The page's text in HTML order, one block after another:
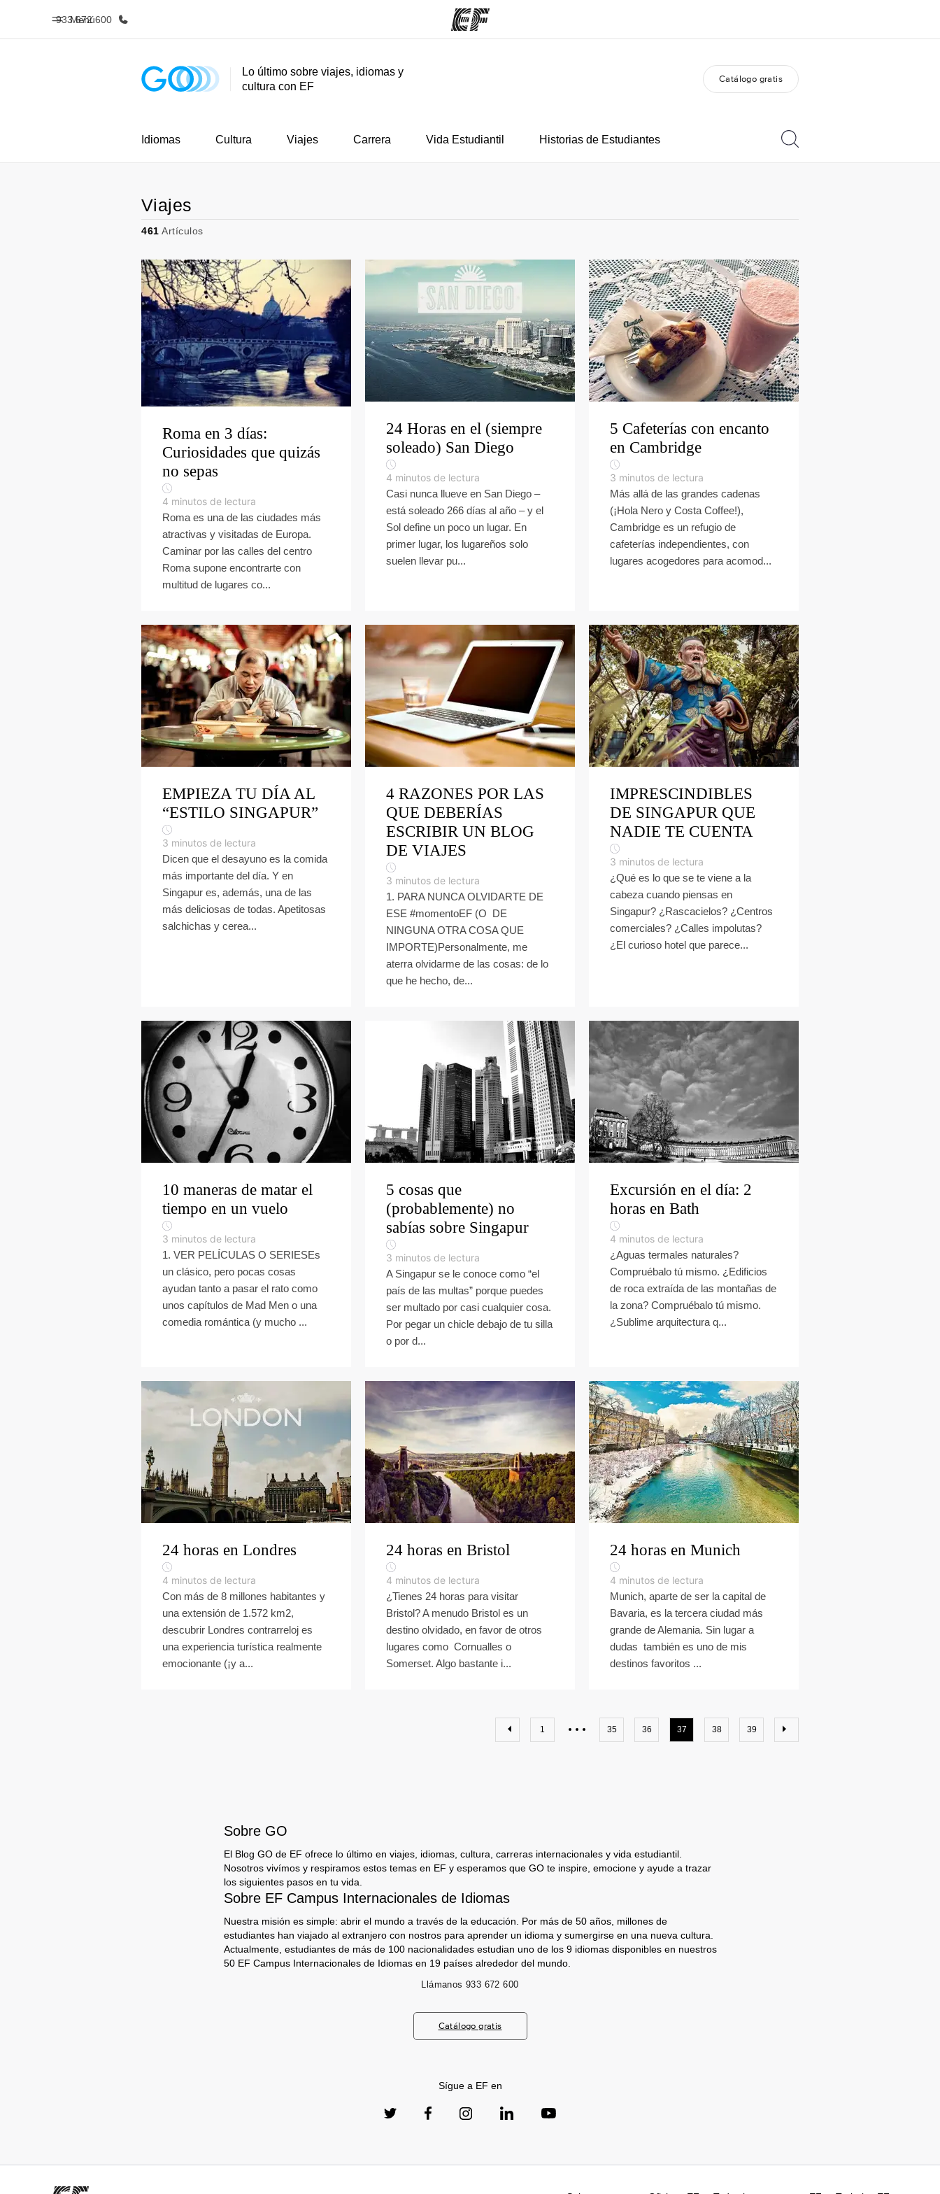
Menú
933 672 600
Inicio Programas Trabajos
Lo último sobre viajes, idiomas y
cultura con EF
Catálogo gratis
Idiomas Cultura Viajes Carrera Vida Estudiantil Historias de Estudiantes
Viajes
461 Artículos
Roma en 3 días:
Curiosidades que quizás
no sepas
4 minutos de lectura
Roma es una de las ciudades más
atractivas y visitadas de Europa.
Caminar por las calles del centro
Roma supone encontrarte con
multitud de lugares co...
24 Horas en el (siempre
soleado) San Diego
4 minutos de lectura
Casi nunca llueve en San Diego –
está soleado 266 días al año – y el
Sol define un poco un lugar. En
primer lugar, los lugareños solo
suelen llevar pu...
5 Cafeterías con encanto
en Cambridge
3 minutos de lectura
Más allá de las grandes cadenas
(¡Hola Nero y Costa Coffee!),
Cambridge es un refugio de
cafeterías independientes, con
lugares acogedores para acomod...
EMPIEZA TU DÍA AL
“ESTILO SINGAPUR”
3 minutos de lectura
Dicen que el desayuno es la comida
más importante del día. Y en
Singapur es, además, una de las
más deliciosas de todas. Apetitosas
salchichas y cerea...
4 RAZONES POR LAS
QUE DEBERÍAS
ESCRIBIR UN BLOG
DE VIAJES
3 minutos de lectura
1. PARA NUNCA OLVIDARTE DE
ESE #momentoEF (O DE
NINGUNA OTRA COSA QUE
IMPORTE)Personalmente, me
aterra olvidarme de las cosas: de lo
que he hecho, de...
IMPRESCINDIBLES
DE SINGAPUR QUE
NADIE TE CUENTA
3 minutos de lectura
¿Qué es lo que se te viene a la
cabeza cuando piensas en
Singapur? ¿Rascacielos? ¿Centros
comerciales? ¿Calles impolutas?
¿El curioso hotel que parece...
10 maneras de matar el
tiempo en un vuelo
3 minutos de lectura
1. VER PELÍCULAS O SERIESEs
un clásico, pero pocas cosas
ayudan tanto a pasar el rato como
unos capítulos de Mad Men o una
comedia romántica (y mucho ...
5 cosas que
(probablemente) no
sabías sobre Singapur
3 minutos de lectura
A Singapur se le conoce como “el
país de las multas” porque puedes
ser multado por casi cualquier cosa.
Por pegar un chicle debajo de tu silla
o por d...
Excursión en el día: 2
horas en Bath
4 minutos de lectura
¿Aguas termales naturales?
Compruébalo tú mismo. ¿Edificios
de roca extraída de las montañas de
la zona? Compruébalo tú mismo.
¿Sublime arquitectura q...
24 horas en Londres
4 minutos de lectura
Con más de 8 millones habitantes y
una extensión de 1.572 km2,
descubrir Londres contrarreloj es
una experiencia turística realmente
emocionante (¡y a...
24 horas en Bristol
4 minutos de lectura
¿Tienes 24 horas para visitar
Bristol? A menudo Bristol es un
destino olvidado, en favor de otros
lugares como Cornualles o
Somerset. Algo bastante i...
24 horas en Munich
4 minutos de lectura
Munich, aparte de ser la capital de
Bavaria, es la tercera ciudad más
grande de Alemania. Sin lugar a
dudas también es uno de mis
destinos favoritos ...
1 35 36 37 38 39
Sobre GO
El Blog GO de EF ofrece lo último en viajes, idiomas, cultura, carreras internacionales y vida estudiantil.
Nosotros vivímos y respiramos estos temas en EF y esperamos que GO te inspire, emocione y ayude a trazar
los siguientes pasos en tu vida.
Sobre EF Campus Internacionales de Idiomas
Nuestra misión es simple: abrir el mundo a través de la educación. Por más de 50 años, millones de
estudiantes han viajado al extranjero con nostros para aprender un idioma y sumergirse en una nueva cultura.
Actualmente, estudiantes de más de 100 nacionalidades estudian uno de los 9 idiomas disponibles en nuestros
50 EF Campus Internacionales de Idiomas en 19 países alrededor del mundo.
Llámanos 933 672 600
Catálogo gratis
Sígue a EF en